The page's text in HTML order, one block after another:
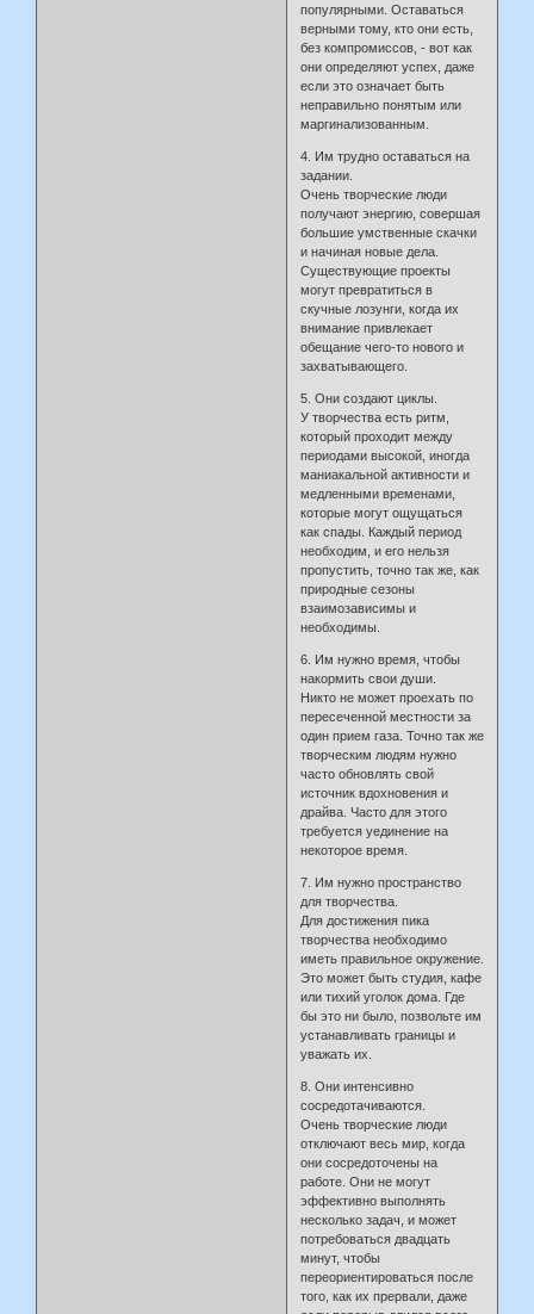
популярными. Оставаться
верными тому, кто они есть,
без компромиссов, - вот как
они определяют успех, даже
если это означает быть
неправильно понятым или
маргинализованным.
4. Им трудно оставаться на
задании.
Очень творческие люди
получают энергию, совершая
большие умственные скачки
и начиная новые дела.
Существующие проекты
могут превратиться в
скучные лозунги, когда их
внимание привлекает
обещание чего-то нового и
захватывающего.
5. Они создают циклы.
У творчества есть ритм,
который проходит между
периодами высокой, иногда
маниакальной активности и
медленными временами,
которые могут ощущаться
как спады. Каждый период
необходим, и его нельзя
пропустить, точно так же, как
природные сезоны
взаимозависимы и
необходимы.
6. Им нужно время, чтобы
накормить свои души.
Никто не может проехать по
пересеченной местности за
один прием газа. Точно так же
творческим людям нужно
часто обновлять свой
источник вдохновения и
драйва. Часто для этого
требуется уединение на
некоторое время.
7. Им нужно пространство
для творчества.
Для достижения пика
творчества необходимо
иметь правильное окружение.
Это может быть студия, кафе
или тихий уголок дома. Где
бы это ни было, позвольте им
устанавливать границы и
уважать их.
8. Они интенсивно
сосредотачиваются.
Очень творческие люди
отключают весь мир, когда
они сосредоточены на
работе. Они не могут
эффективно выполнять
несколько задач, и может
потребоваться двадцать
минут, чтобы
переориентироваться после
того, как их прервали, даже